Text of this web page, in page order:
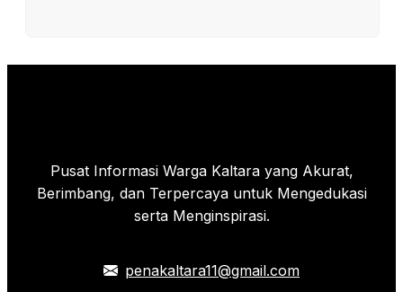
Pusat Informasi Warga Kaltara yang Akurat,
Berimbang, dan Terpercaya untuk Mengedukasi
serta Menginspirasi.
penakaltara11@gmail.com